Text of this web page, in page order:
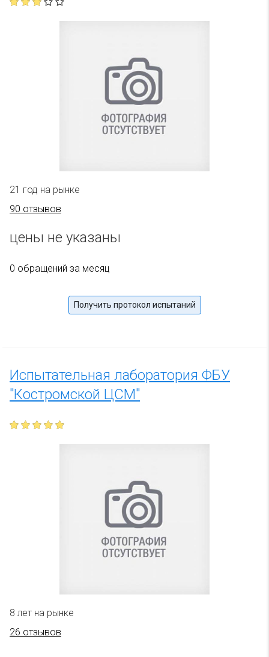
21 год на рынке
90 отзывов
цены не указаны
0 обращений за месяц
Получить протокол испытаний
Испытательная лаборатория ФБУ
"Костромской ЦСМ"
8 лет на рынке
26 отзывов